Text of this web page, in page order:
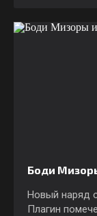
Боди
Новый наряд
Плагин